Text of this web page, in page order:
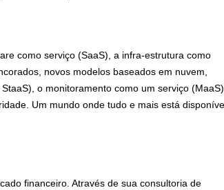
como serviço (SaaS), a infra-estrutura como
novos modelos baseados em nuvem,
o monitoramento como um serviço (MaaS)
Um mundo onde tudo e mais está
financeiro. Através de sua consultoria de